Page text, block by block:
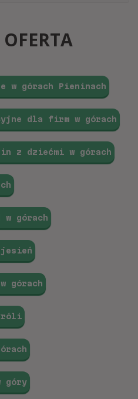
w górach Pieninach
dla firm w górach
z dziećmi w górach
w górach
górach
góry